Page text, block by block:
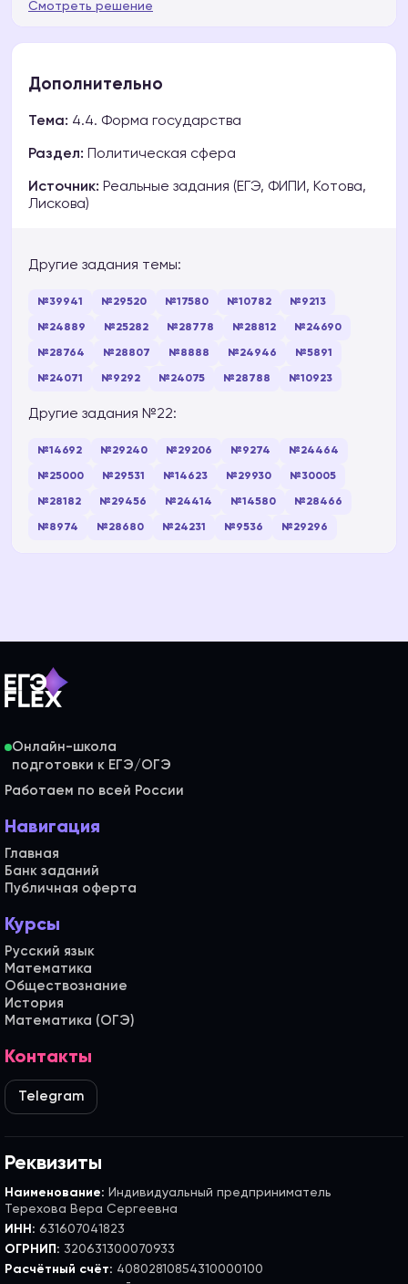
Смотреть решение
Дополнительно
Тема: 4.4. Форма государства
Раздел: Политическая сфера
Источник: Реальные задания (ЕГЭ, ФИПИ, Котова,
Лискова)
Другие задания темы:
№39941 №29520 №17580 №10782 №9213
№24889 №25282 №28778 №28812 №24690
№28764 №28807 №8888 №24946 №5891
№24071 №9292 №24075 №28788 №10923
Другие задания №22:
№14692 №29240 №29206 №9274 №24464
№25000 №29531 №14623 №29930 №30005
№28182 №29456 №24414 №14580 №28466
№8974 №28680 №24231 №9536 №29296
Онлайн-школа
Работаем по всей России
Навигация
Главная
Банк заданий
Публичная оферта
Курсы
Русский язык
Математика
Обществознание
История
Математика (ОГЭ)
Контакты
Telegram
Реквизиты
Наименование: Индивидуальный предприниматель
Терехова Вера Сергеевна
ИНН: 631607041823
ОГРНИП: 320631300070933
Расчётный счёт: 40802810854310000100